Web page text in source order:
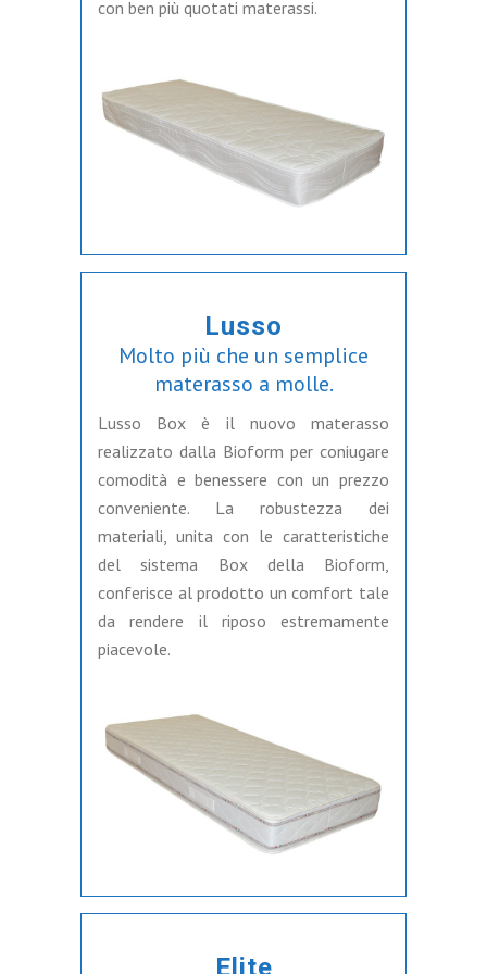
con ben più quotati materassi.
Lusso
Molto più che un semplice
materasso a molle.
Lusso Box è il nuovo materasso
realizzato dalla Bioform per coniugare
comodità e benessere con un prezzo
conveniente. La robustezza dei
materiali, unita con le caratteristiche
del sistema Box della Bioform,
conferisce al prodotto un comfort tale
da rendere il riposo estremamente
piacevole.
Elite